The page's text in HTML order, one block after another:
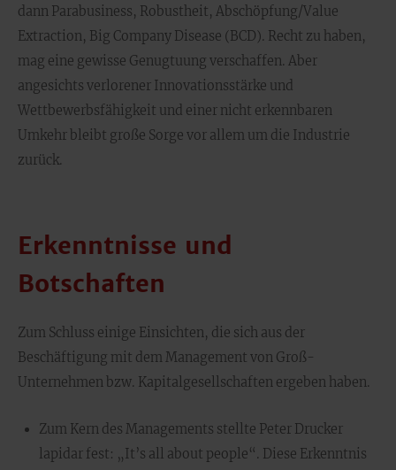
dann Parabusiness, Robustheit, Abschöpfung/Value
Extraction, Big Company Disease (BCD). Recht zu haben,
mag eine gewisse Genugtuung verschaffen. Aber
angesichts verlorener Innovationsstärke und
Wettbewerbsfähigkeit und einer nicht erkennbaren
Umkehr bleibt große Sorge vor allem um die Industrie
zurück.
Erkenntnisse und
Botschaften
Zum Schluss einige Einsichten, die sich aus der
Beschäftigung mit dem Management von Groß-
Unternehmen bzw. Kapitalgesellschaften ergeben haben.
Zum Kern des Managements stellte Peter Drucker
lapidar fest: „It’s all about people“. Diese Erkenntnis